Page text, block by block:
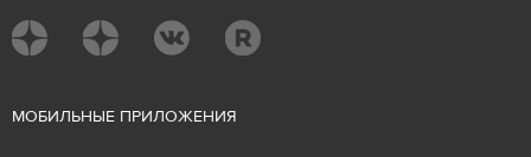
МОБИЛЬНЫЕ ПРИЛОЖЕНИЯ